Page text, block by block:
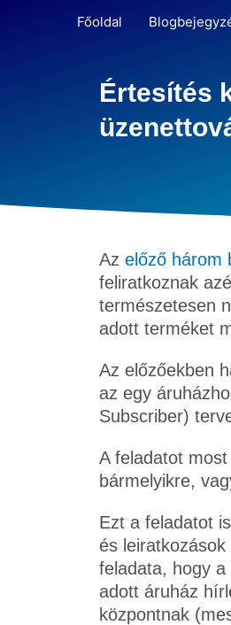
Főoldal
Értesítés
Az előző három
feliratkoznak
természetesen
adott terméket
Az előzőekben
az egy
Subscriber)
A feladatot
bármelyikre,
Ezt a feladatot
és
feladata, hogy
adott áruház
központnak